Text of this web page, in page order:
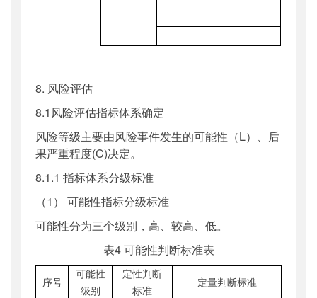
8. 风险评估
8.1风险评估指标体系确定
风险等级主要由风险事件发生的可能性（L）、后
果严重程度(C)决定。
8.1.1 指标体系分级标准
（1） 可能性指标分级标准
可能性分为三个级别，高、较高、低。
表4 可能性判断标准表
序号
可能性
级别
定性判断
标准
定量判断标准